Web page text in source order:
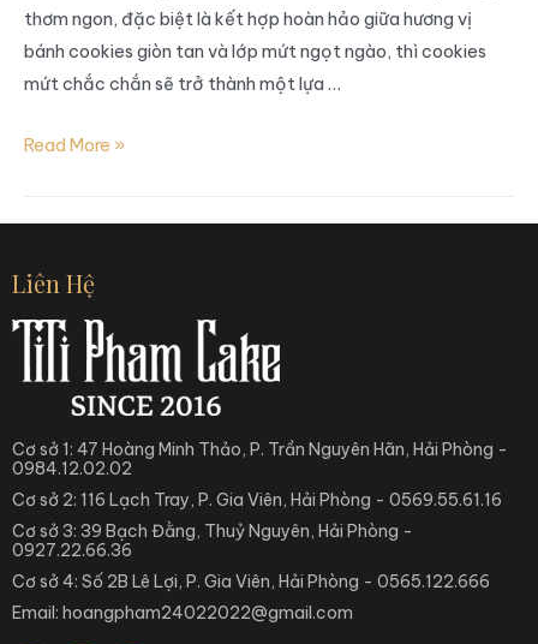
thơm ngon, đặc biệt là kết hợp hoàn hảo giữa hương vị
bánh cookies giòn tan và lớp mứt ngọt ngào, thì cookies
mứt chắc chắn sẽ trở thành một lựa …
Read More »
Liên Hệ
Cơ sở 1: 47 Hoàng Minh Thảo, P. Trần Nguyên Hãn, Hải Phòng -
0984.12.02.02
Cơ sở 2: 116 Lạch Tray, P. Gia Viên, Hải Phòng - 0569.55.61.16
Cơ sở 3: 39 Bạch Đằng, Thuỷ Nguyên, Hải Phòng -
0927.22.66.36
Cơ sở 4: Số 2B Lê Lợi, P. Gia Viên, Hải Phòng - 0565.122.666
Email: hoangpham24022022@gmail.com